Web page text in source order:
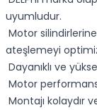
uyumludur.
Motor
ateşlemeyi
Dayanıklı ve
Motor
Montajı kolaydır